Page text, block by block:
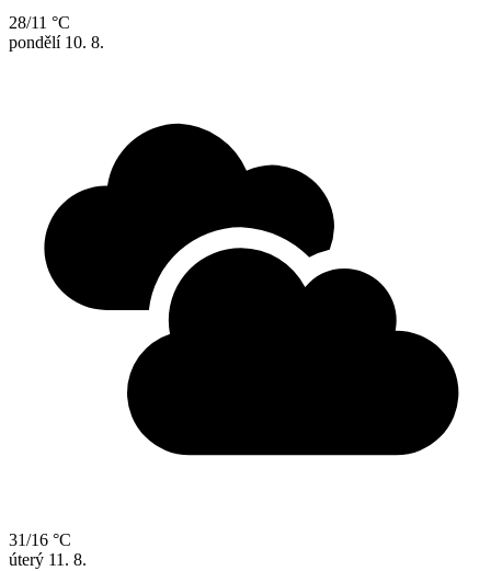
28/11 °C
pondělí 10. 8.
31/16 °C
úterý 11. 8.